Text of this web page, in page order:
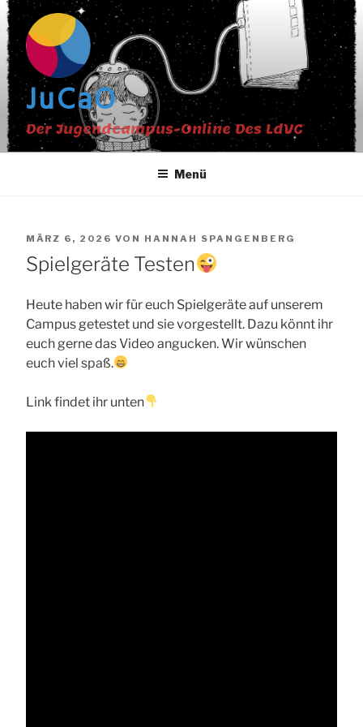
Zum
Inhalt
springen
JuCaO
Der Jugendcampus-Online Des LdVC
Menü
VERÖFFENTLICHT
AM
MÄRZ 6, 2026 VON HANNAH SPANGENBERG
Spielgeräte Testen
Heute haben wir für euch Spielgeräte auf unserem
Campus getestet und sie vorgestellt. Dazu könnt ihr
euch gerne das Video angucken. Wir wünschen
euch viel spaß.
Link findet ihr unten